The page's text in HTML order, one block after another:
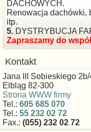
DACHOWYCH.
Renowacja dachówki,
itp.
5.DYSTRYBUCJA
Zapraszamy do
Kontakt
Jana III Sobieskiego 2b/
Elbląg 82-300
Strona WWW firmy
Tel.: 605 685 070
Tel.: 55 232 02 72
Fax.: (055) 232 02 72